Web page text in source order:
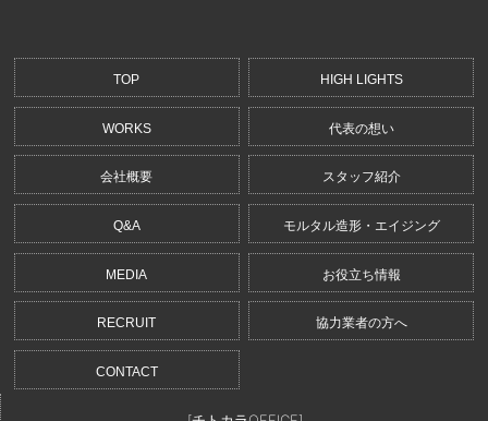
TOP HIGH LIGHTS
WORKS 代表の想い
会社概要 スタッフ紹介
Q&A モルタル造形・エイジング
MEDIA お役立ち情報
RECRUIT 協力業者の方へ
CONTACT